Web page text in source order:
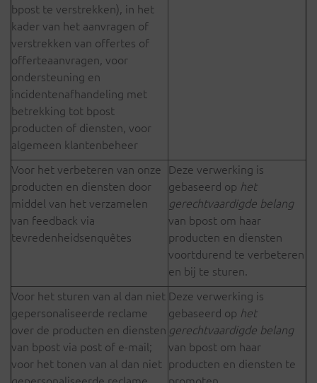
bpost te verstrekken), in het
kader van het aanvragen of
verstrekken van offertes of
offerteaanvragen, voor
ondersteuning en
incidentenafhandeling met
betrekking tot bpost
producten of diensten, voor
algemeen klantenbeheer
Voor het verbeteren van onze
producten en diensten door
middel van het verzamelen
van feedback via
tevredenheidsenquêtes
Deze verwerking is
gebaseerd op het
gerechtvaardigde belang
van bpost om haar
producten en diensten
voortdurend te verbeteren
en bij te sturen.
Voor het sturen van al dan niet
gepersonaliseerde reclame
over de producten en diensten
van bpost via post of e-mail;
voor het tonen van al dan niet
Deze verwerking is
gebaseerd op het
gerechtvaardigde belang
van bpost om haar
producten en diensten te